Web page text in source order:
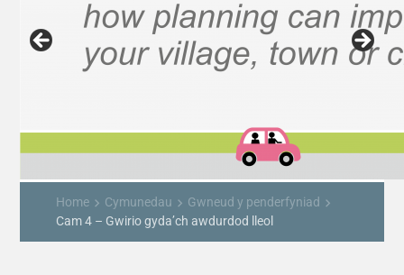
Home keyboard_arrow_right Cymunedau keyboard_arrow_right Gwneud y penderfyniad keyboard_arrow_right
Cam 4 – Gwirio gyda’ch awdurdod lleol